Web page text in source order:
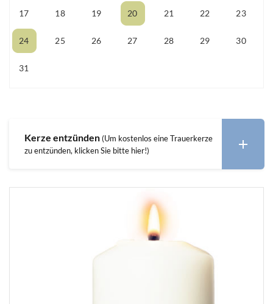
17 18 19 20 21 22 23
24 25 26 27 28 29 30
31
Kerze entzünden (Um kostenlos eine Trauerkerze
zu entzünden, klicken Sie bitte hier!)